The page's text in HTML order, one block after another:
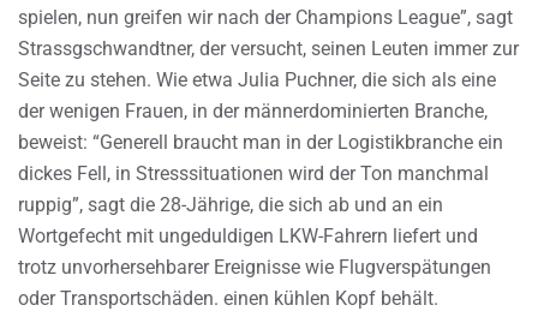
spielen, nun greifen wir nach der Champions League”, sagt
Strassgschwandtner, der versucht, seinen Leuten immer zur
Seite zu stehen. Wie etwa Julia Puchner, die sich als eine
der wenigen Frauen, in der männerdominierten Branche,
beweist: “Generell braucht man in der Logistikbranche ein
dickes Fell, in Stresssituationen wird der Ton manchmal
ruppig”, sagt die 28-Jährige, die sich ab und an ein
Wortgefecht mit ungeduldigen LKW-Fahrern liefert und
trotz unvorhersehbarer Ereignisse wie Flugverspätungen
oder Transportschäden. einen kühlen Kopf behält.